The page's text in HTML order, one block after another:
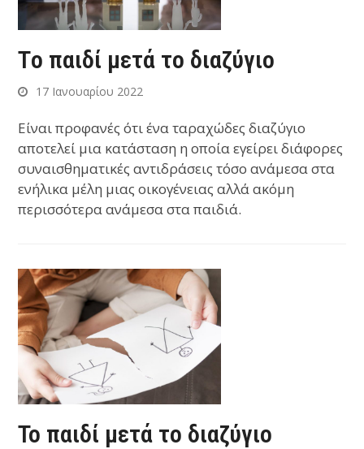
Τo παιδί μετά το διαζύγιο
17 Ιανουαρίου 2022
Είναι προφανές ότι ένα ταραχώδες διαζύγιο
αποτελεί μια κατάσταση η οποία εγείρει διάφορες
συναισθηματικές αντιδράσεις τόσο ανάμεσα στα
ενήλικα μέλη μιας οικογένειας αλλά ακόμη
περισσότερα ανάμεσα στα παιδιά.
Το παιδί μετά το διαζύγιο